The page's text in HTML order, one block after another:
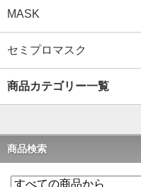
MASK
セミプロマスク
商品カテゴリー一覧
商品検索